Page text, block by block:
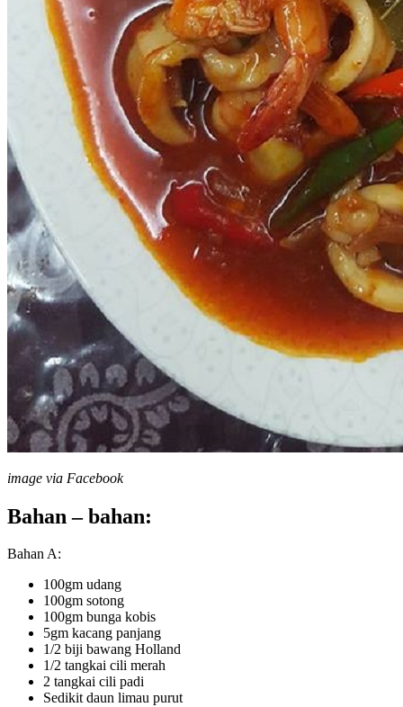
image via Facebook
Bahan – bahan:
Bahan A:
100gm udang
100gm sotong
100gm bunga kobis
5gm kacang panjang
1/2 biji bawang Holland
1/2 tangkai cili merah
2 tangkai cili padi
Sedikit daun limau purut